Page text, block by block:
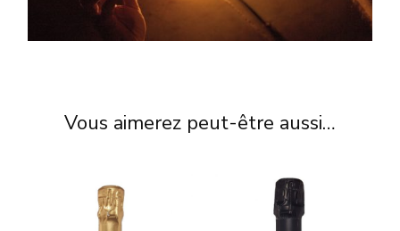
Vous aimerez peut-être aussi…